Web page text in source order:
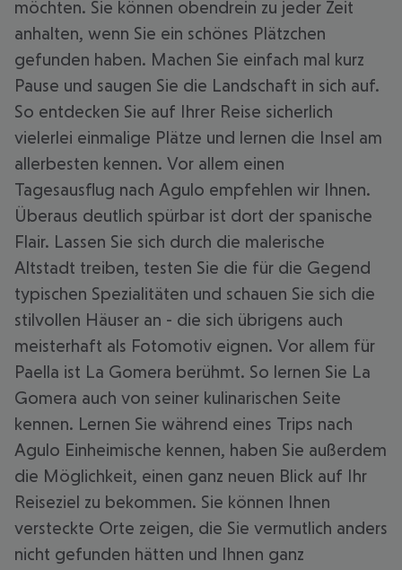
möchten. Sie können obendrein zu jeder Zeit
anhalten, wenn Sie ein schönes Plätzchen
gefunden haben. Machen Sie einfach mal kurz
Pause und saugen Sie die Landschaft in sich auf.
So entdecken Sie auf Ihrer Reise sicherlich
vielerlei einmalige Plätze und lernen die Insel am
allerbesten kennen. Vor allem einen
Tagesausflug nach Agulo empfehlen wir Ihnen.
Überaus deutlich spürbar ist dort der spanische
Flair. Lassen Sie sich durch die malerische
Altstadt treiben, testen Sie die für die Gegend
typischen Spezialitäten und schauen Sie sich die
stilvollen Häuser an - die sich übrigens auch
meisterhaft als Fotomotiv eignen. Vor allem für
Paella ist La Gomera berühmt. So lernen Sie La
Gomera auch von seiner kulinarischen Seite
kennen. Lernen Sie während eines Trips nach
Agulo Einheimische kennen, haben Sie außerdem
die Möglichkeit, einen ganz neuen Blick auf Ihr
Reiseziel zu bekommen. Sie können Ihnen
versteckte Orte zeigen, die Sie vermutlich anders
nicht gefunden hätten und Ihnen ganz